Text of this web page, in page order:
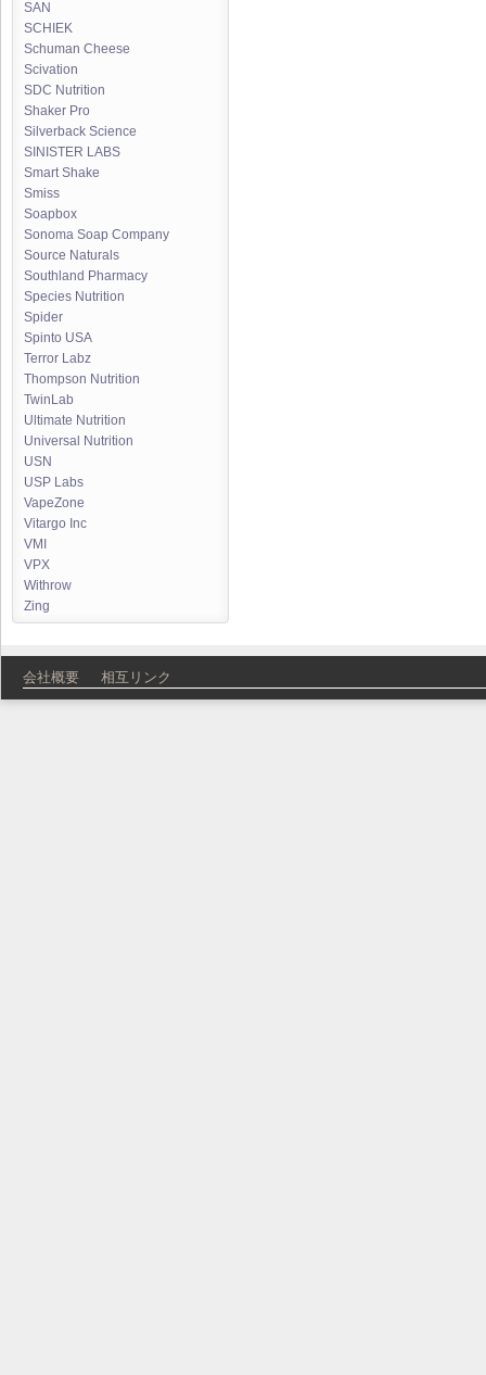
SAN
SCHIEK
Schuman Cheese
Scivation
SDC Nutrition
Shaker Pro
Silverback Science
SINISTER LABS
Smart Shake
Smiss
Soapbox
Sonoma Soap Company
Source Naturals
Southland Pharmacy
Species Nutrition
Spider
Spinto USA
Terror Labz
Thompson Nutrition
TwinLab
Ultimate Nutrition
Universal Nutrition
USN
USP Labs
VapeZone
Vitargo Inc
VMI
VPX
Withrow
Zing
会社概要 相互リンク